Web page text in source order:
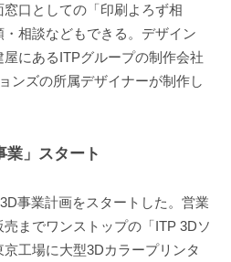
口としての「印刷よろず相
相談などもできる。デザイン
にあるITPグループの制作会社
ンズの所属デザイナーが制作し
業」スタート
事業計画をスタートした。営業
までワンストップの「ITP 3Dソ
工場に大型3Dカラープリンタ